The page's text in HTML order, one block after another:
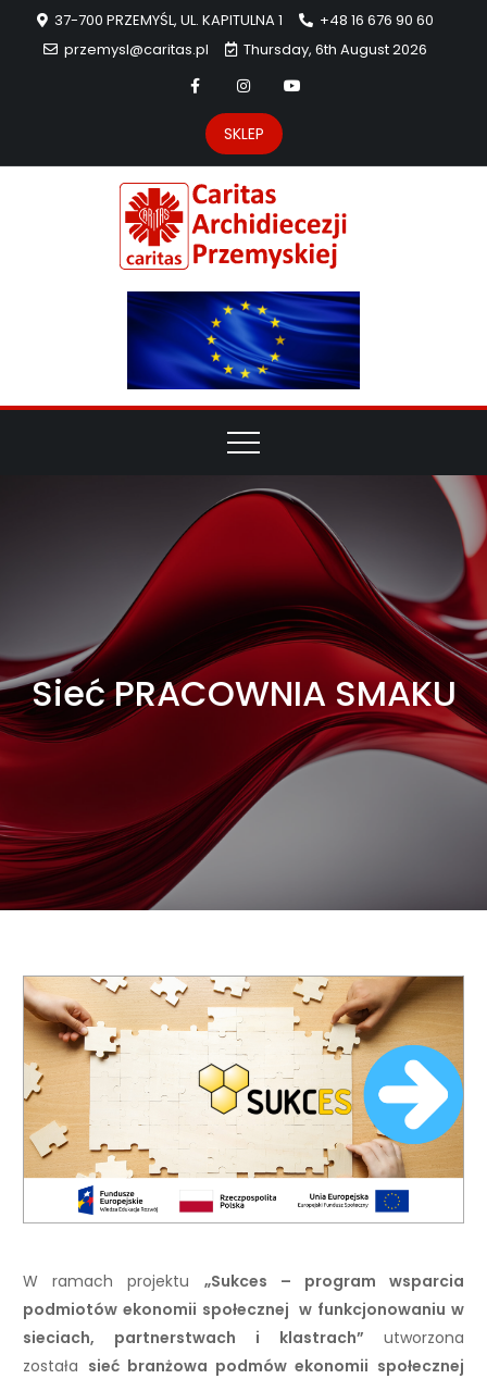
37-700 PRZEMYŚL, UL. KAPITULNA 1
+48 16 676 90 60
przemysl@caritas.pl
Thursday, 6th August 2026
SKLEP
Sieć PRACOWNIA SMAKU
W ramach projektu „Sukces – program wsparcia
podmiotów ekonomii społecznej w funkcjonowaniu w
sieciach, partnerstwach i klastrach” utworzona
została sieć branżowa podmów ekonomii społecznej